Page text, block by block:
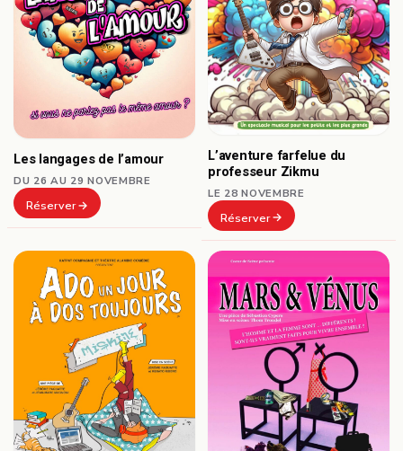
Les langages de l’amour
DU 26 AU 29 NOVEMBRE
Réserver
L’aventure farfelue du
professeur Zikmu
LE 28 NOVEMBRE
Réserver